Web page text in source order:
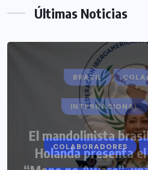
Últimas Noticias
COLABORADORES